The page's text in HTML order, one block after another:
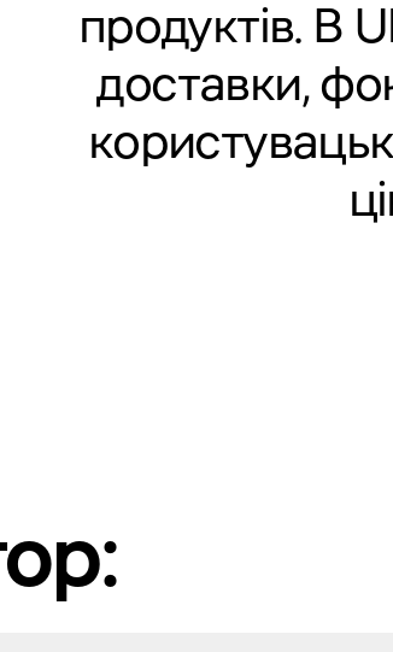
продуктів. В
доставки,